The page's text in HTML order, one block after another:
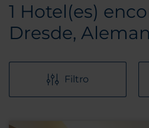
1 Hotel(es)
Dresde,
Filtro